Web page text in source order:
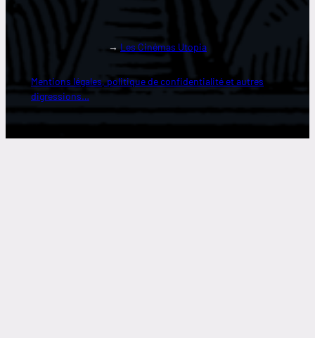
→ Les Cinémas Utopia
Mentions légales, politique de confidentialité et autres
digressions…